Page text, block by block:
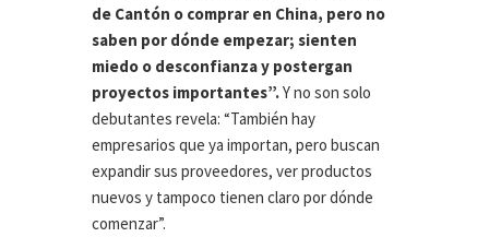
de Cantón o comprar en China, pero no
saben por dónde empezar; sienten
miedo o desconfianza y postergan
proyectos importantes”.Y no son solo
debutantes revela: “También hay
empresarios que ya importan, pero buscan
expandir sus proveedores, ver productos
nuevos y tampoco tienen claro por dónde
comenzar”.